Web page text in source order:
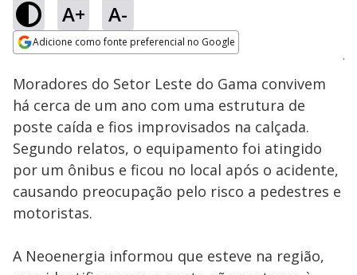
A+ A-
Adicione como fonte preferencial no Google
Ativar
Loaded
33.14%
Moradores do Setor Leste do Gama convivem
há cerca de um ano com uma estrutura de
poste caída e fios improvisados na calçada.
Segundo relatos, o equipamento foi atingido
por um ônibus e ficou no local após o acidente,
causando preocupação pelo risco a pedestres e
motoristas.
A Neoenergia informou que esteve na região,